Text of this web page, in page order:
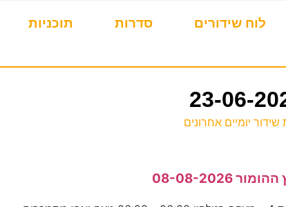
לוח שידורים סדרות תוכניות
שידור יומיים אחרונים
08-08-2026